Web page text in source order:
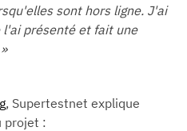
sont hors ligne. J'ai
l'ai présenté et fait une
, Supertestnet explique
projet :